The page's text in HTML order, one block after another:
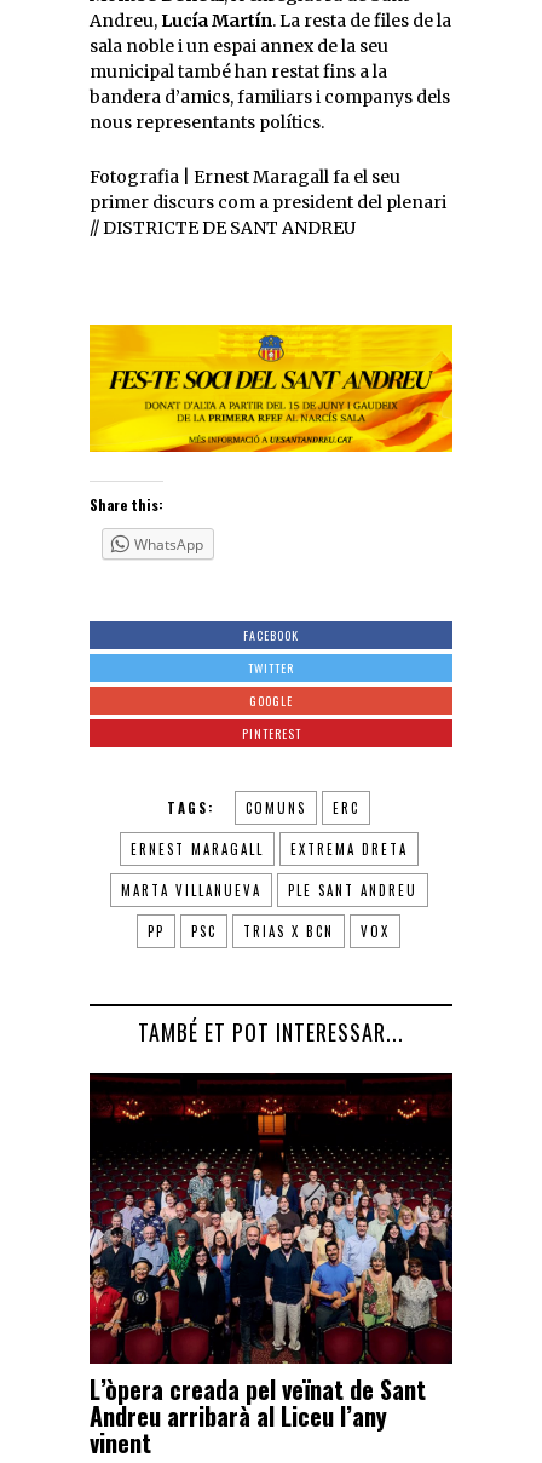
Andreu, Lucía Martín. La resta de files de la
sala noble i un espai annex de la seu
municipal també han restat fins a la
bandera d’amics, familiars i companys dels
nous representants polítics.
Fotografia | Ernest Maragall fa el seu
primer discurs com a president del plenari
// DISTRICTE DE SANT ANDREU
Share this:
WhatsApp
FACEBOOK
TWITTER
GOOGLE
PINTEREST
TAGS: COMUNS ERC
ERNEST MARAGALL EXTREMA DRETA
MARTA VILLANUEVA PLE SANT ANDREU
PP PSC TRIAS X BCN VOX
TAMBÉ ET POT INTERESSAR...
L’òpera creada pel veïnat de Sant
Andreu arribarà al Liceu l’any
vinent